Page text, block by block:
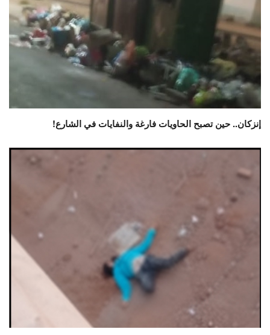
إنزكان.. حين تصبح الحاويات فارغة والنفايات في الشارع!